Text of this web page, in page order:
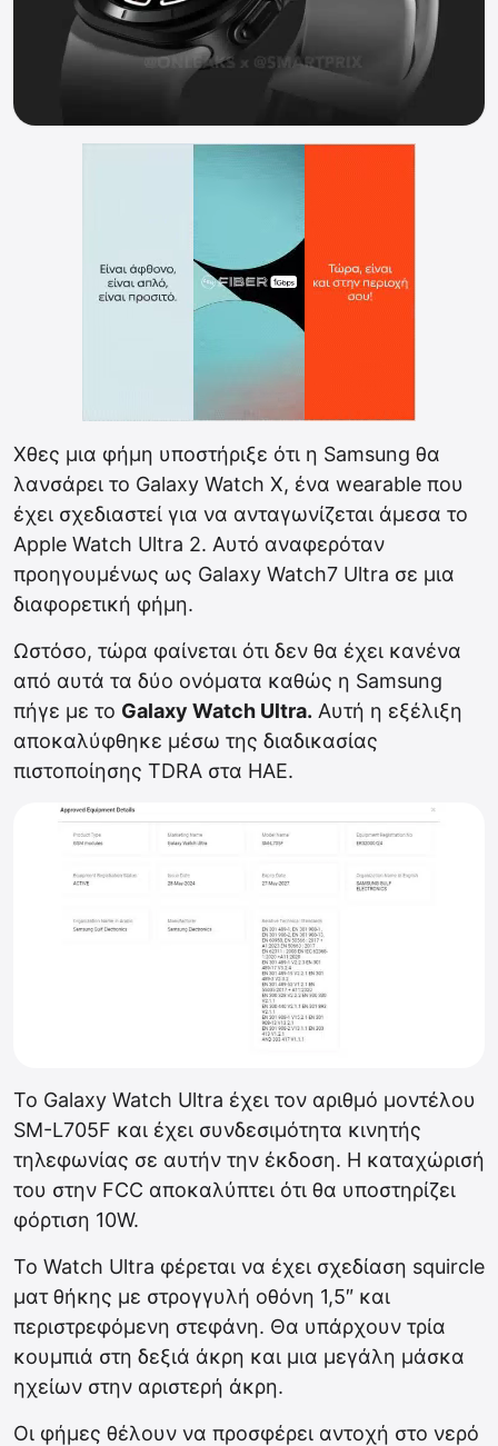
Χθες μια φήμη υποστήριξε ότι η Samsung θα
λανσάρει το Galaxy Watch X, ένα wearable που
έχει σχεδιαστεί για να ανταγωνίζεται άμεσα το
Apple Watch Ultra 2. Αυτό αναφερόταν
προηγουμένως ως Galaxy Watch7 Ultra σε μια
διαφορετική φήμη.
Ωστόσο, τώρα φαίνεται ότι δεν θα έχει κανένα
από αυτά τα δύο ονόματα καθώς η Samsung
πήγε με το Galaxy Watch Ultra. Αυτή η εξέλιξη
αποκαλύφθηκε μέσω της διαδικασίας
πιστοποίησης TDRA στα ΗΑΕ.
Το Galaxy Watch Ultra έχει τον αριθμό μοντέλου
SM-L705F και έχει συνδεσιμότητα κινητής
τηλεφωνίας σε αυτήν την έκδοση. Η καταχώρισή
του στην FCC αποκαλύπτει ότι θα υποστηρίζει
φόρτιση 10W.
Το Watch Ultra φέρεται να έχει σχεδίαση squircle
ματ θήκης με στρογγυλή οθόνη 1,5″ και
περιστρεφόμενη στεφάνη. Θα υπάρχουν τρία
κουμπιά στη δεξιά άκρη και μια μεγάλη μάσκα
ηχείων στην αριστερή άκρη.
Οι φήμες θέλουν να προσφέρει αντοχή στο νερό